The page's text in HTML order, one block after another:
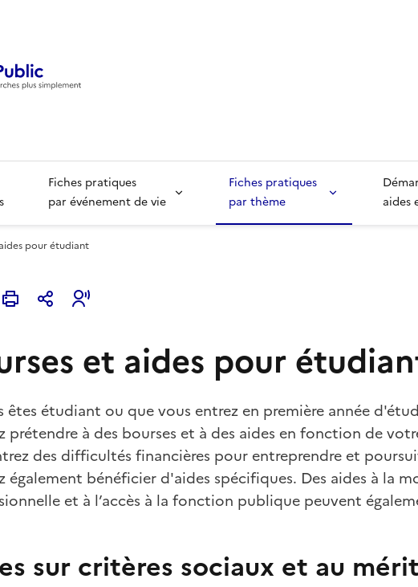
Fiches pratiques
par événement de vie
Fiches pratiques
par thème
aides
pour étudiant
et aides pour
êtes étudiant ou que vous entrez en première année
prétendre à des bourses et à des aides en fonction de
des difficultés financières pour entreprendre et
également bénéficier d'aides spécifiques. Des aides à la
et à l’accès à la fonction publique peuvent
sur critères sociaux et au